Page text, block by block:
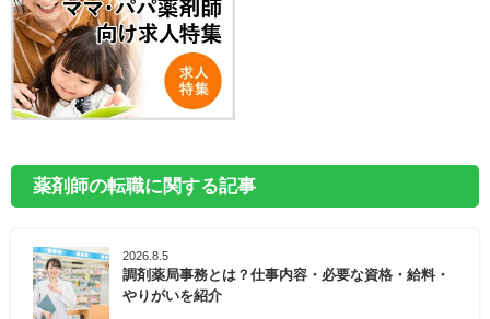
薬剤師の転職に関する記事
2026.8.5
調剤薬局事務とは？仕事内容・必要な資格・給料・
やりがいを紹介